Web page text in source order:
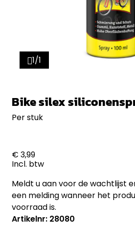
1/1
Bike silex
Per stuk
€ 3,99
Incl. btw
Meldt u aan voor de wachtlijst
een melding wanneer het
voorraad is.
Artikelnr: 28080